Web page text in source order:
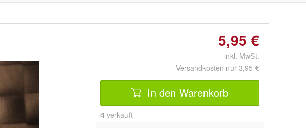
5,95 €
inkl. MwSt.
Versandkosten nur 3,95 €
In den Warenkorb
4 verkauft